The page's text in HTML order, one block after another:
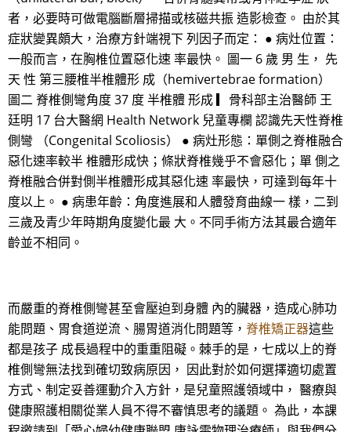
者，必要時可做電腦斷層掃描或核磁共振 造影檢查。 由於其
症狀變異頗大，治療方針端視下 列因子而定： ● 病灶位置：
一般而言，在胸椎位置惡化速 率最快。 圖一 6 歲 男 生， 先
天 性 第三腰椎半椎體形 成（hemivertebrae formation）
圖二 脊椎側彎角度 37 度 半椎體 形成 ▎骨科部主治醫師 王
廷明 17 台大醫網 Health Network 兒童專欄 認識先天性脊椎
側彎 （Congenital Scoliosis） ● 病灶形態：單側之脊椎融合
惡化速率較半 椎體形成快；條狀脊椎幾乎不會惡化；單 側之
脊椎融合併對側半椎體形成其惡化速 率最快，可達到每年十
度以上。 ● 病患年齡：角度進展和人體發育曲線一 樣，二到
三歲及青少年時期角度變化最 大。不同手術方法其最合適年
齡並不相同。
而嚴重的脊椎側彎甚至會壓迫到身體 內的臟器，造成心肺功
能問題、胃食道逆流、腸胃道消化問題等， 脊椎矯正器這些
都是孩子 成長過程中的重重阻礙。棘手的是，七成以上的脊
椎側彎無法找到確切致病原因， 因此對於如何選擇適切處置
方式、制定妥善運動介入方針，是兒童照護領域中， 醫療與
健康照護相關從業人員不得不審慎思考的議題。 為此，本課